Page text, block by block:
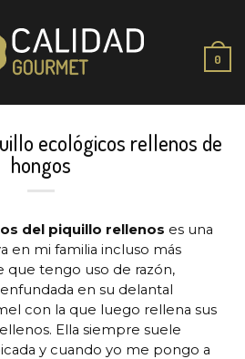
0
ecológicos rellenos de
hongos
del piquillo rellenos es una
en mi familia incluso más
que tengo uso de razón,
en su delantal
con la que luego rellena sus
Ella siempre suele
y cuando yo me pongo a